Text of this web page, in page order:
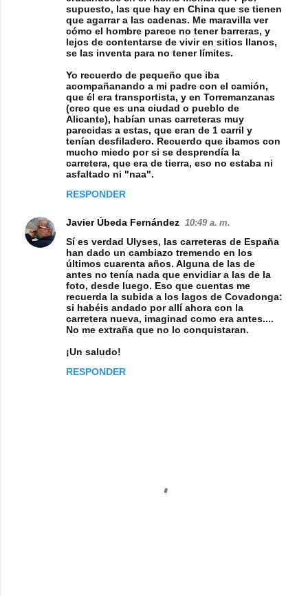
supuesto, las que hay en China que se tienen
que agarrar a las cadenas. Me maravilla ver
cómo el hombre parece no tener barreras, y
lejos de contentarse de vivir en sitios llanos,
se las inventa para no tener límites.
Yo recuerdo de pequeño que iba
acompañanando a mi padre con el camión,
que él era transportista, y en Torremanzanas
(creo que es una ciudad o pueblo de
Alicante), habían unas carreteras muy
parecidas a estas, que eran de 1 carril y
tenían desfiladero. Recuerdo que ibamos con
mucho miedo por si se desprendía la
carretera, que era de tierra, eso no estaba ni
asfaltado ni "naa".
RESPONDER
Javier Úbeda Fernández 10:49 a. m.
Sí es verdad Ulyses, las carreteras de España
han dado un cambiazo tremendo en los
últimos cuarenta años. Alguna de las de
antes no tenía nada que envidiar a las de la
foto, desde luego. Eso que cuentas me
recuerda la subida a los lagos de Covadonga:
si habéis andado por allí ahora con la
carretera nueva, imaginad como era antes....
No me extraña que no lo conquistaran.
¡Un saludo!
RESPONDER